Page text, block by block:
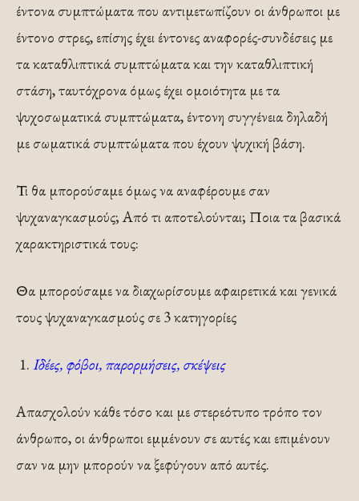
έντονα συμπτώματα που αντιμετωπίζουν οι άνθρωποι με
έντονο στρες, επίσης έχει έντονες αναφορές-συνδέσεις με
τα καταθλιπτικά συμπτώματα και την καταθλιπτική
στάση, ταυτόχρονα όμως έχει ομοιότητα με τα
ψυχοσωματικά συμπτώματα, έντονη συγγένεια δηλαδή
με σωματικά συμπτώματα που έχουν ψυχική βάση.
Τι θα μπορούσαμε όμως να αναφέρουμε σαν
ψυχαναγκασμούς; Από τι αποτελούνται; Ποια τα βασικά
χαρακτηριστικά τους:
Θα μπορούσαμε να διαχωρίσουμε αφαιρετικά και γενικά
τους ψυχαναγκασμούς σε 3 κατηγορίες
Ιδέες, φόβοι, παρορμήσεις, σκέψεις
Απασχολούν κάθε τόσο και με στερεότυπο τρόπο τον
άνθρωπο, οι άνθρωποι εμμένουν σε αυτές και επιμένουν
σαν να μην μπορούν να ξεφύγουν από αυτές.